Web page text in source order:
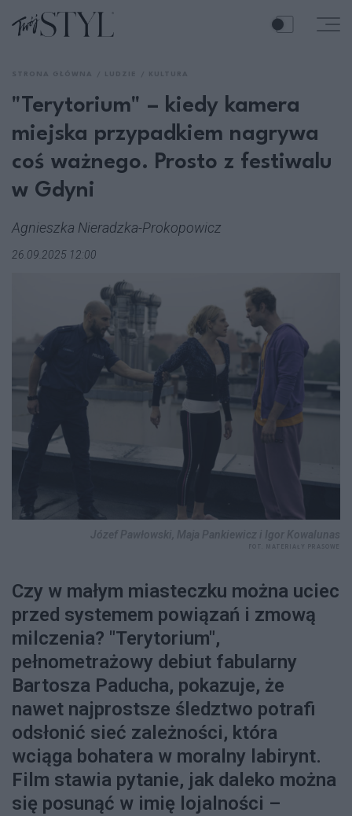
"Terytorium" – kiedy kamera
miejska przypadkiem nagrywa
coś ważnego. Prosto z festiwalu
w Gdyni
Agnieszka Nieradzka-Prokopowicz
26.09.2025 12:00
Czy w małym miasteczku można uciec
przed systemem powiązań i zmową
milczenia? "Terytorium",
pełnometrażowy debiut fabularny
Bartosza Paducha, pokazuje, że
nawet najprostsze śledztwo potrafi
odsłonić sieć zależności, która
wciąga bohatera w moralny labirynt.
Film stawia pytanie, jak daleko można
się posunąć w imię lojalności –